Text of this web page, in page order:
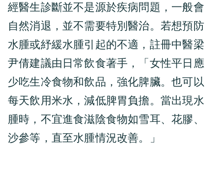
經醫生診斷並不是源於疾病問題，一般會
自然消退，並不需要特別醫治。若想預防
水腫或紓緩水腫引起的不適，註冊中醫梁
尹倩建議由日常飲食著手，「女性平日應
少吃生冷食物和飲品，強化脾臟。也可以
每天飲用米水，減低脾胃負擔。當出現水
腫時，不宜進食滋陰食物如雪耳、花膠、
沙參等，直至水腫情況改善。」